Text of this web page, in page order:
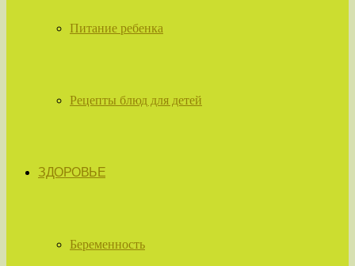
Питание ребенка
Рецепты блюд для детей
ЗДОРОВЬЕ
Беременность